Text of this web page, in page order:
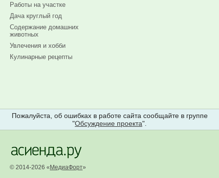
Работы на участке
Дача круглый год
Содержание домашних
животных
Увлечения и хобби
Кулинарные рецепты
Пожалуйста, об ошибках в работе сайта сообщайте в группе
"Обсуждение проекта".
© 2014-2026 «МедиаФорт»